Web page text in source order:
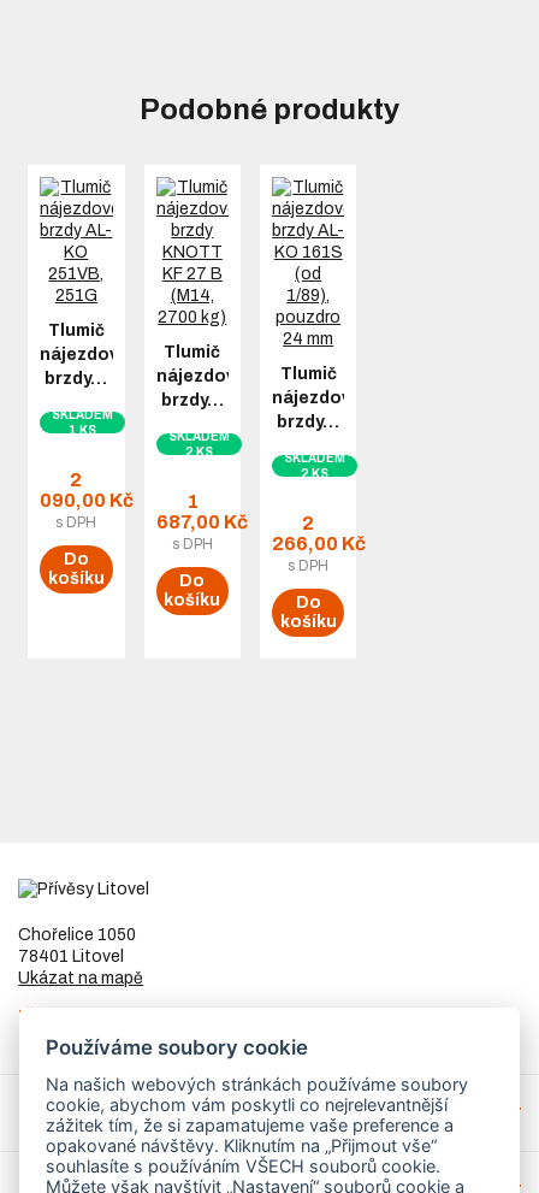
Podobné produkty
Tlumič
nájezdové
brzdy…
SKLADEM
1 KS
2
090,00 Kč
s DPH
Do
košíku
Tlumič
nájezdové
brzdy…
SKLADEM
2 KS
1
687,00 Kč
s DPH
Do
košíku
Tlumič
nájezdové
brzdy…
SKLADEM
2 KS
2
266,00 Kč
s DPH
Do
košíku
Chořelice 1050
78401 Litovel
Ukázat na mapě
IČ
DIČCZ8253255307
Přívěsy a náhradní díly
Používáme soubory cookie
Na našich webových stránkách používáme soubory
cookie, abychom vám poskytli co nejrelevantnější
zážitek tím, že si zapamatujeme vaše preference a
opakované návštěvy. Kliknutím na „Přijmout vše“
souhlasíte s používáním VŠECH souborů cookie.
Můžete však navštívit „Nastavení“ souborů cookie a